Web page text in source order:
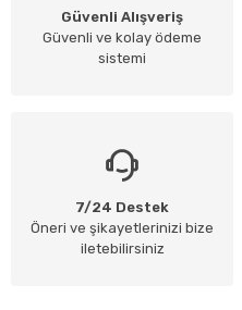
Güvenli Alışveriş
Güvenli ve kolay ödeme
sistemi
7/24 Destek
Öneri ve şikayetlerinizi bize
iletebilirsiniz